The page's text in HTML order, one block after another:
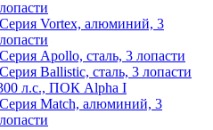
лопасти
Серия Vortex, алюминий, 3
лопасти
Серия Apollo, сталь, 3 лопасти
Серия Ballistic, сталь, 3 лопасти
л.с., ПОК Alpha I
Серия Match, алюминий, 3
лопасти